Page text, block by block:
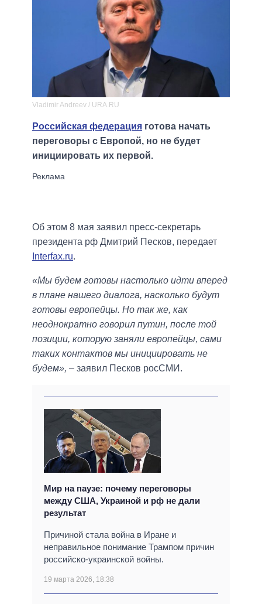
Vladimir Andreev / URA.RU
Российская федерация готова начать
переговоры с Европой, но не будет
инициировать их первой.
Об этом 8 мая заявил пресс-секретарь
президента рф Дмитрий Песков, передает
Interfax.ru.
«Мы будем готовы настолько идти вперед
в плане нашего диалога, насколько будут
готовы европейцы. Но так же, как
неоднократно говорил путин, после той
позиции, которую заняли европейцы, сами
таких контактов мы инициировать не
будем», – заявил Песков росСМИ.
Мир на паузе: почему переговоры
между США, Украиной и рф не дали
результат
Причиной стала война в Иране и
неправильное понимание Трампом причин
российско-украинской войны.
19 марта 2026, 18:38